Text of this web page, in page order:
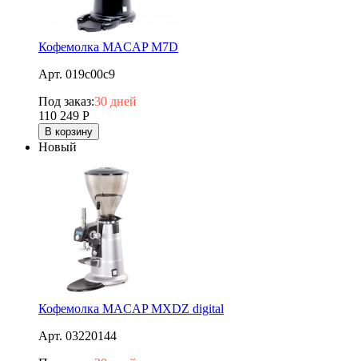
Кофемолка MACAP M7D
Арт. 019c00c9
Под заказ:30 дней
110 249 Р
В корзину
Новый
Кофемолка MACAP MXDZ digital
Арт. 03220144